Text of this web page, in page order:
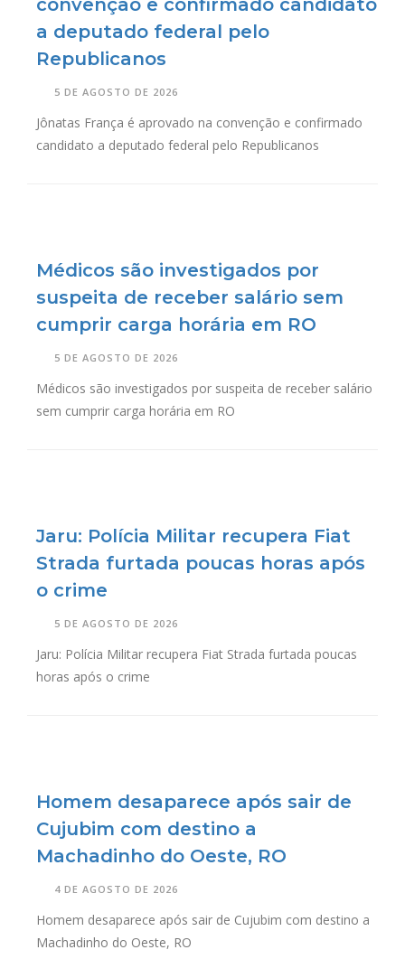
a deputado federal pelo
Republicanos
5 DE AGOSTO DE 2026
Jônatas França é aprovado na convenção e confirmado
candidato a deputado federal pelo Republicanos
Médicos são investigados por
suspeita de receber salário sem
cumprir carga horária em RO
5 DE AGOSTO DE 2026
Médicos são investigados por suspeita de receber salário
sem cumprir carga horária em RO
Jaru: Polícia Militar recupera Fiat
Strada furtada poucas horas após
o crime
5 DE AGOSTO DE 2026
Jaru: Polícia Militar recupera Fiat Strada furtada poucas
horas após o crime
Homem desaparece após sair de
Cujubim com destino a
Machadinho do Oeste, RO
4 DE AGOSTO DE 2026
Homem desaparece após sair de Cujubim com destino a
Machadinho do Oeste, RO